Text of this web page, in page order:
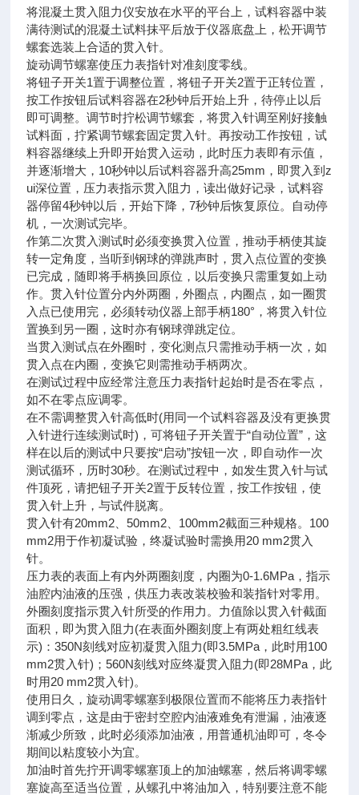
将混凝土贯入阻力仪安放在水平的平台上，试料容器中装
满待测试的混凝土试料抹平后放于仪器底盘上，松开调节
螺套选装上合适的贯入针。
旋动调节螺塞使压力表指针对准刻度零线。
将钮子开关1置于调整位置，将钮子开关2置于正转位置，
按工作按钮后试料容器在2秒钟后开始上升，待停止以后
即可调整。调节时拧松调节螺套，将贯入针调至刚好接触
试料面，拧紧调节螺套固定贯入针。再按动工作按钮，试
料容器继续上升即开始贯入运动，此时压力表即有示值，
并逐渐增大，10秒钟以后试料容器升高25mm，即贯入到z
ui深位置，压力表指示贯入阻力，读出做好记录，试料容
器停留4秒钟以后，开始下降，7秒钟后恢复原位。自动停
机，一次测试完毕。
作第二次贯入测试时必须变换贯入位置，推动手柄使其旋
转一定角度，当听到钢球的弹跳声时，贯入点位置的变换
已完成，随即将手柄换回原位，以后变换只需重复如上动
作。贯入针位置分内外两圈，外圈点，内圈点，如一圈贯
入点已使用完，必须转动仪器上部手柄180°，将贯入针位
置换到另一圈，这时亦有钢球弹跳定位。
当贯入测试点在外圈时，变化测点只需推动手柄一次，如
贯入点在内圈，变换它则需推动手柄两次。
在测试过程中应经常注意压力表指针起始时是否在零点，
如不在零点应调零。
在不需调整贯入针高低时(用同一个试料容器及没有更换贯
入针进行连续测试时)，可将钮子开关置于“自动位置”，这
样在以后的测试中只要按“启动”按钮一次，即自动作一次
测试循环，历时30秒。在测试过程中，如发生贯入针与试
件顶死，请把钮子开关2置于反转位置，按工作按钮，使
贯入针上升，与试件脱离。
贯入针有20mm2、50mm2、100mm2截面三种规格。100
mm2用于作初凝试验，终凝试验时需换用20 mm2贯入
针。
压力表的表面上有内外两圈刻度，内圈为0-1.6MPa，指示
油腔内油液的压强，供压力表改装校验和装指针对零用。
外圈刻度指示贯入针所受的作用力。力值除以贯入针截面
面积，即为贯入阻力(在表面外圈刻度上有两处粗红线表
示)：350N刻线对应初凝贯入阻力(即3.5MPa，此时用100
mm2贯入针)；560N刻线对应终凝贯入阻力(即28MPa，此
时用20 mm2贯入针)。
使用日久，旋动调零螺塞到极限位置而不能将压力表指针
调到零点，这是由于密封空腔内油液难免有泄漏，油液逐
渐减少所致，此时必须添加油液，用普通机油即可，冬令
期间以粘度较小为宜。
加油时首先拧开调零螺塞顶上的加油螺塞，然后将调零螺
塞旋高至适当位置，从螺孔中将油加入，特别要注意不能